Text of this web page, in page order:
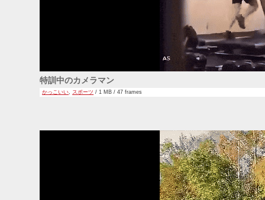
特訓中のカメラマン
かっこいい, スポーツ / 1 MB / 47 frames